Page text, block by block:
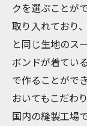
クを選ぶことが
取り入れており
と同じ生地のス
ボンドが着てい
で作ることがで
おいてもこだわ
国内の縫製工場